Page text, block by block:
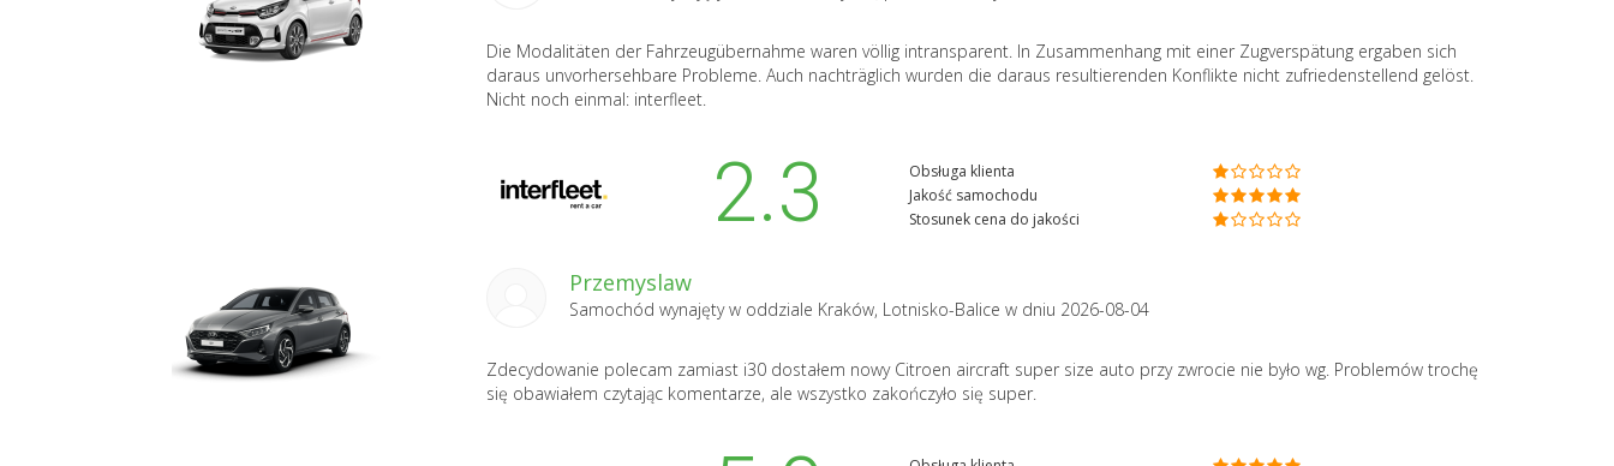
Die Modalitäten der Fahrzeugübernahme waren völlig intransparent. In Zusammenhang mit einer Zugverspätung ergaben sich
daraus unvorhersehbare Probleme. Auch nachträglich wurden die daraus resultierenden Konflikte nicht zufriedenstellend gelöst.
Nicht noch einmal: interfleet.
2.3
Obsługa klienta
Jakość samochodu
Stosunek cena do jakości
Przemyslaw
Samochód wynajęty w oddziale Kraków, Lotnisko-Balice w dniu 2026-08-04
Zdecydowanie polecam zamiast i30 dostałem nowy Citroen aircraft super size auto przy zwrocie nie było wg. Problemów trochę
się obawiałem czytając komentarze, ale wszystko zakończyło się super.